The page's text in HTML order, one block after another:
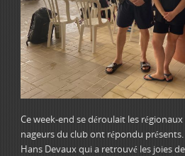
Ce week-end se déroulait les
nageurs du club ont répondu présents.
Hans Devaux qui a retrouvé les joies